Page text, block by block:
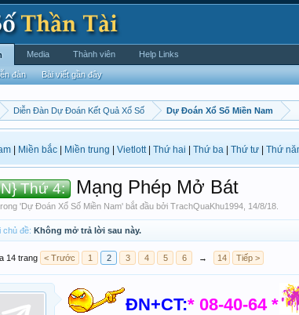
Diễn Đàn Dự Đoán Kết Quả Xổ Số Dự Đoán Xổ Số Miền Nam
Miền bắc Miền trung Vietlott| Thứ hai Thứ ba Thứ tư Thứ
Thứ 4: Mạng Phép Mở Bát
'Dự Đoán Xổ Số Miền Nam' bắt đầu bởi TrachQuaKhu1994 14/8/18
chủ đề: Không mở trả lời sau này.
14 trang < Trước 1 2 3 4 5 6 → 14 Tiếp >
ĐN+CT:* 08-40-64 *
đàn Bài viết gần đây
Media Thành viên Help Links